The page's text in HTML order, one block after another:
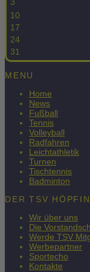
10
17
24
31
MENU
Home
News
Fußball
Tennis
Volleyball
Radfahren
Leichtathletik
Turnen
Tischtennis
Badminton
DER TSV
Wir über uns
Die
Werde TSV
Werbepartner
Sportecho
Kontakte